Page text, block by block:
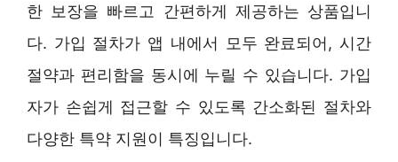
한 보장을 빠르고 간편하게 제공하는 상품입니
다. 가입 절차가 앱 내에서 모두 완료되어, 시간
절약과 편리함을 동시에 누릴 수 있습니다. 가입
자가 손쉽게 접근할 수 있도록 간소화된 절차와
다양한 특약 지원이 특징입니다.